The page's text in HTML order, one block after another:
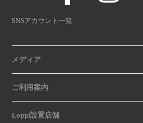
SNSアカウント一覧
メディア
ご利用案内
Loppi設置店舗